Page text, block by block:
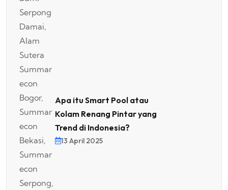
Apa itu Smart Pool atau
Kolam Renang Pintar yang
Trend di Indonesia?
13 April 2025